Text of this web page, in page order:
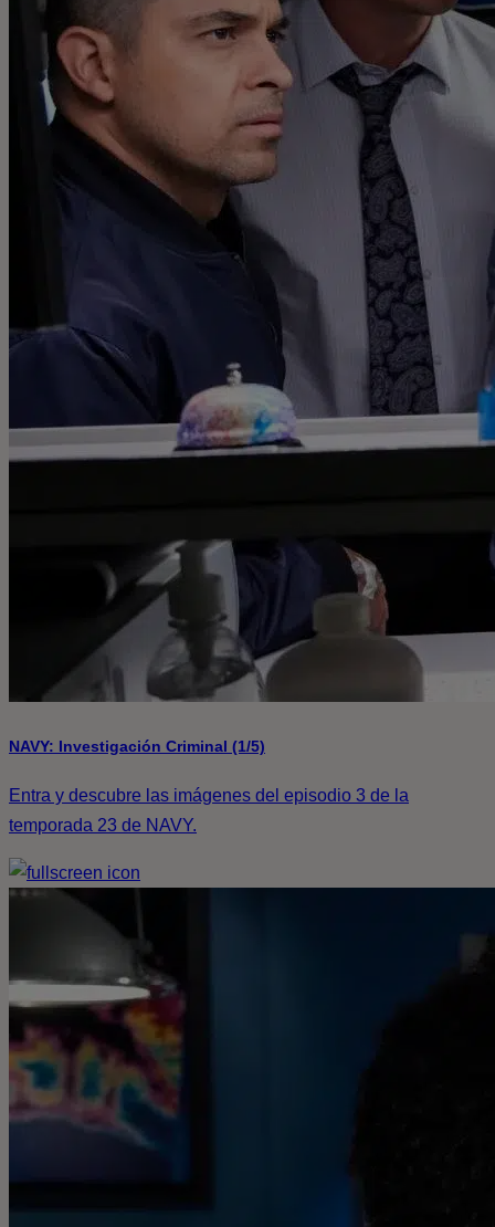
NAVY: Investigación Criminal (1/5)
Entra y descubre las imágenes del episodio 3 de la
temporada 23 de NAVY.